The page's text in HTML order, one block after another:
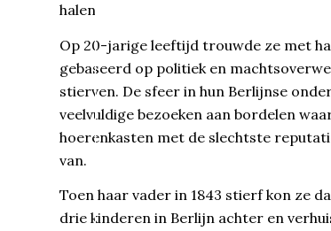
halen
Op 20-jarige leeftijd trouwde ze met
gebaseerd op politiek en
stierven. De sfeer in hun Berlijnse
veelvuldige bezoeken aan bordelen
hoerenkasten met de slechtste
van.
Toen haar vader in 1843 stierf kon ze
drie kinderen in Berlijn achter en